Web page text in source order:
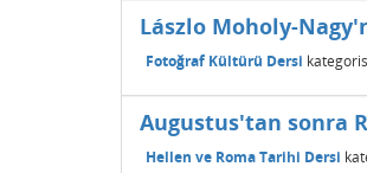
Lászlo Moholy-
Fotoğraf Kültürü Dersi
Augustus'tan sonra
Hellen ve Roma Tarihi Dersi